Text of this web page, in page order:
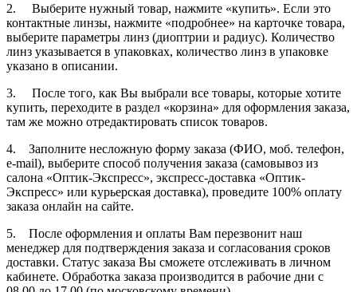
2. Выберите нужный товар, нажмите «купить». Если это
контактные линзы, нажмите «подробнее» на карточке товара,
выберите параметры линз (диоптрии и радиус). Количество
линз указывается в упаковках, количество линз в упаковке
указано в описании.
3. После того, как Вы выбрали все товары, которые хотите
купить, переходите в раздел «корзина» для оформления заказа,
там же можно отредактировать список товаров.
4. Заполните несложную форму заказа (ФИО, моб. телефон,
e-mail), выберите способ получения заказа (самовывоз из
салона «Оптик-Экспресс», экспресс-доставка «Оптик-
Экспресс» или курьерская доставка), проведите 100% оплату
заказа онлайн на сайте.
5. После оформления и оплаты Вам перезвонит наш
менеджер для подтверждения заказа и согласования сроков
доставки. Статус заказа Вы сможете отслеживать в личном
кабинете. Обработка заказа производится в рабочие дни с